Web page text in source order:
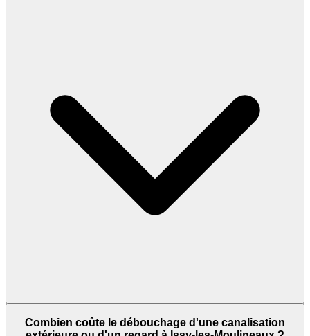
Combien coûte le débouchage d'une canalisation